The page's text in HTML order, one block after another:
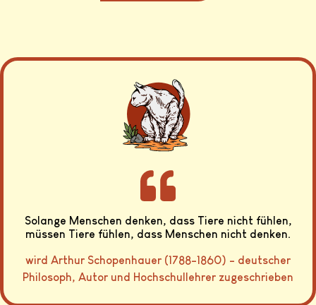
Solange Menschen denken, dass Tiere nicht fühlen,
müssen Tiere fühlen, dass Menschen nicht denken.
wird Arthur Schopenhauer (1788-1860) - deutscher
Philosoph, Autor und Hochschullehrer zugeschrieben